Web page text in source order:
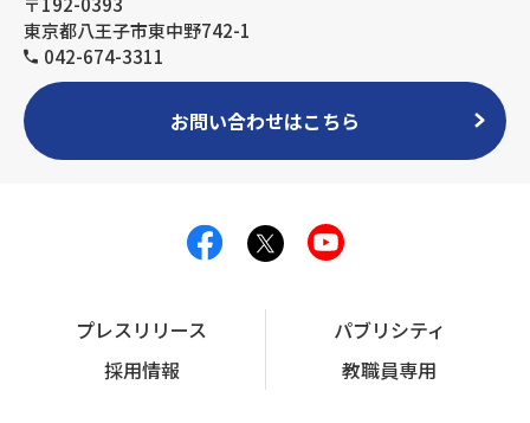
東京都八王子市東中野742-1
042-674-3311
お問い合わせはこちら
プレスリリース
パブリシティ
採用情報
教職員専用